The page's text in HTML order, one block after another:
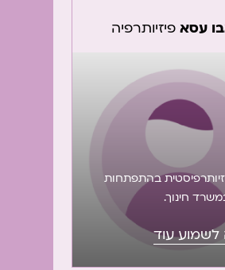
עסא פיזיותרפיה
בהתפתחות
חינוך.
לשמוע עוד